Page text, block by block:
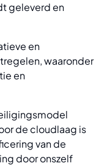
geleverd en
en
waaronder
en
de cloudlaag is
van de
door onszelf